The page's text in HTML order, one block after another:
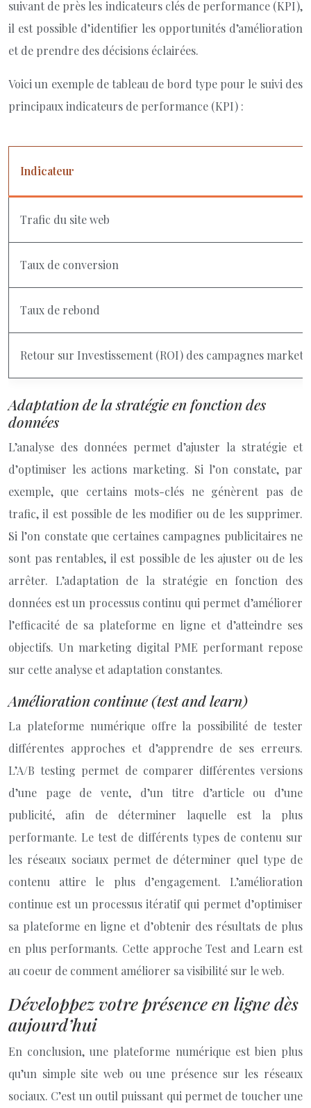
suivant de près les indicateurs clés de performance (KPI),
il est possible d’identifier les opportunités d’amélioration
et de prendre des décisions éclairées.
Voici un exemple de tableau de bord type pour le suivi des
principaux indicateurs de performance (KPI) :
Indicateur
Trafic du site web
Taux de conversion
Taux de rebond
Retour sur Investissement (ROI) des campagnes
Adaptation de la stratégie en fonction des
données
L’analyse des données permet d’ajuster la stratégie et
d’optimiser les actions marketing. Si l’on constate, par
exemple, que certains mots-clés ne génèrent pas de
trafic, il est possible de les modifier ou de les supprimer.
Si l’on constate que certaines campagnes publicitaires ne
sont pas rentables, il est possible de les ajuster ou de les
arrêter. L’adaptation de la stratégie en fonction des
données est un processus continu qui permet d’améliorer
l’efficacité de sa plateforme en ligne et d’atteindre ses
objectifs. Un marketing digital PME performant repose
sur cette analyse et adaptation constantes.
Amélioration continue (test and learn)
La plateforme numérique offre la possibilité de tester
différentes approches et d’apprendre de ses erreurs.
L’A/B testing permet de comparer différentes versions
d’une page de vente, d’un titre d’article ou d’une
publicité, afin de déterminer laquelle est la plus
performante. Le test de différents types de contenu sur
les réseaux sociaux permet de déterminer quel type de
contenu attire le plus d’engagement. L’amélioration
continue est un processus itératif qui permet d’optimiser
sa plateforme en ligne et d’obtenir des résultats de plus
en plus performants. Cette approche Test and Learn est
au coeur de comment améliorer sa visibilité sur le web.
Développez votre présence en ligne dès
aujourd’hui
En conclusion, une plateforme numérique est bien plus
qu’un simple site web ou une présence sur les réseaux
sociaux. C’est un outil puissant qui permet de toucher une